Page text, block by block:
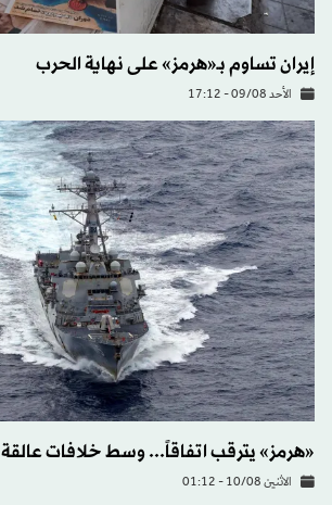
إيران تساوم بـ«هرمز» على نهاية الحرب
الأحد 09/08 - 17:12
«هرمز» يترقب اتفاقاً... وسط خلافات عالقة
الاثنين 10/08 - 01:12